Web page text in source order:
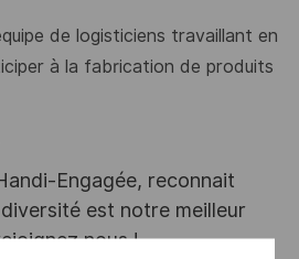
de logisticiens travaillant en
à la fabrication de produits
Engagée, reconnait
est notre meilleur
nous !